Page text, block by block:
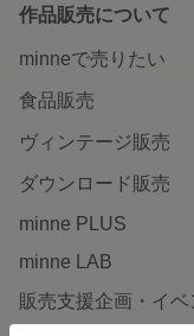
作品販売について
minneで売りたい
食品販売
ヴィンテージ販売
ダウンロード販売
minne PLUS
minne LAB
販売支援企画・イベ